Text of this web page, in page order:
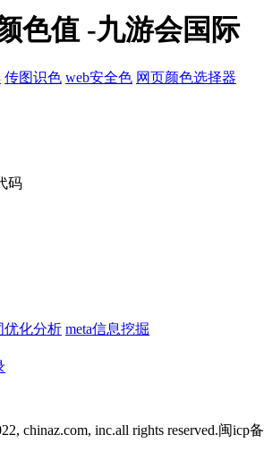
色值 -九游会国际
传图识色 web安全色 网页颜色选择器
码
优化分析 meta信息挖掘
chinaz.com, inc.all rights reserved.闽icp